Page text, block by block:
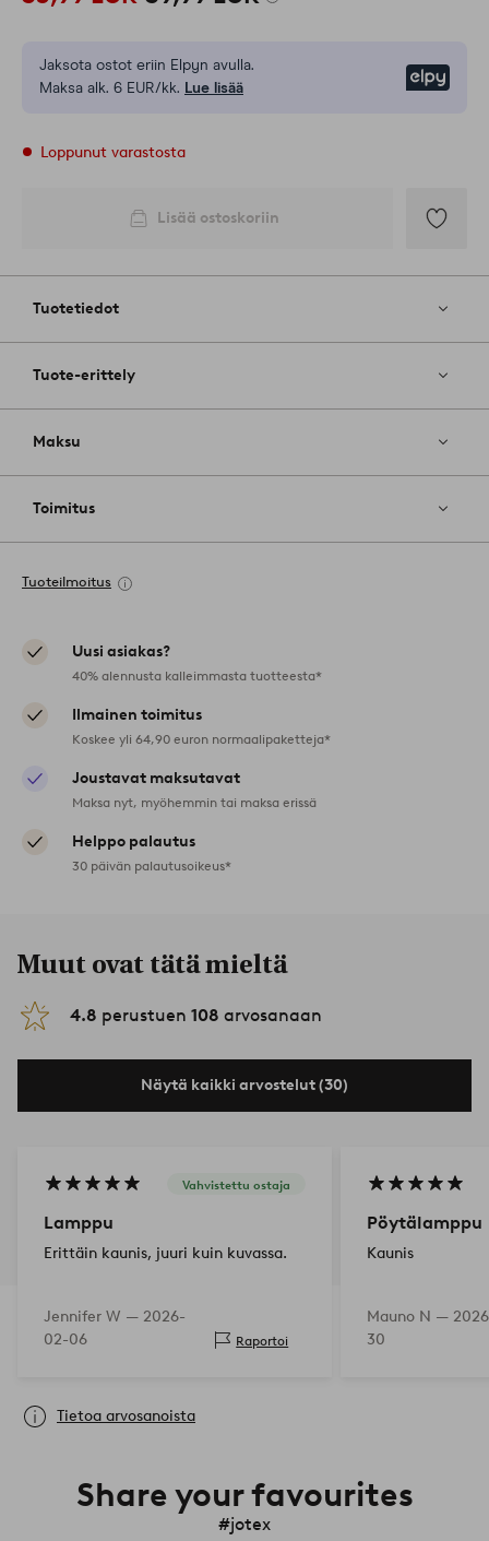
Jaksota ostot eriin Elpyn avulla.
Maksa alk. 6 EUR/kk. Lue lisää
Loppunut varastosta
Lisää ostoskoriin
Tuotetiedot
Tuote-erittely
Maksu
Toimitus
Tuoteilmoitus
Uusi asiakas?
40% alennusta kalleimmasta tuotteesta*
Ilmainen toimitus
Koskee yli 64,90 euron normaalipaketteja*
Joustavat maksutavat
Maksa nyt, myöhemmin tai maksa erissä
Helppo palautus
30 päivän palautusoikeus*
Muut ovat tätä mieltä
4.8 perustuen 108 arvosanaan
Näytä kaikki arvostelut (30)
Vahvistettu ostaja
Lamppu
Erittäin kaunis, juuri kuin kuvassa.
Jennifer W — 2026-
02-06
Raportoi
Pöytälamppu
Kaunis
Mauno N —
30
Tietoa arvosanoista
Share your favourites
#jotex